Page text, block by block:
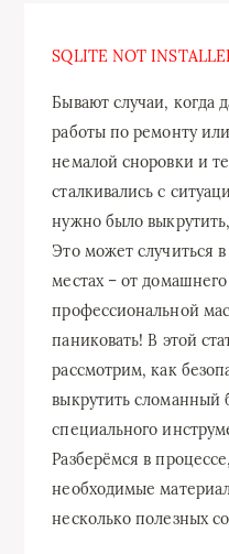
SQLITE NOT
Бывают случаи, когда
работы по ремонту
немалой сноровки и
сталкивались с
нужно было
Это может случиться
местах – от
профессиональной
паниковать! В этой
рассмотрим, как
выкрутить
специального
Разберёмся в
необходимые
несколько полезных